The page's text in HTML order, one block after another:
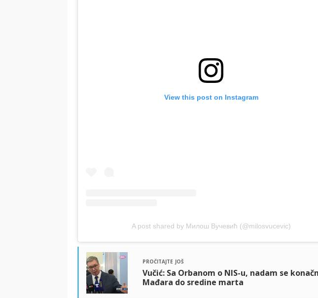
View this post on Instagram
A post shared by Милош Вучевић (@milosvucevic)
pročitajte još
Vučić: Sa Orbanom o NIS-u, nadam se
Mađara do sredine marta